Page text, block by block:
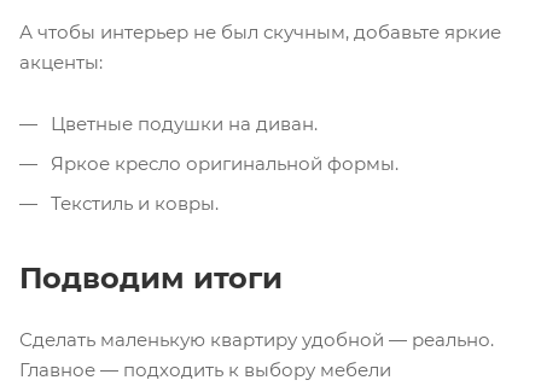
А чтобы интерьер не был скучным, добавьте яркие
акценты:
Цветные подушки на диван.
Яркое кресло оригинальной формы.
Текстиль и ковры.
Подводим итоги
Сделать маленькую квартиру удобной — реально.
Главное — подходить к выбору мебели